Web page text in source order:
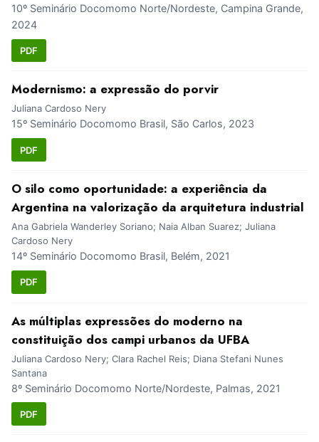
10º Seminário Docomomo Norte/Nordeste, Campina Grande,
2024
PDF
Modernismo: a expressão do porvir
Juliana Cardoso Nery
15º Seminário Docomomo Brasil, São Carlos, 2023
PDF
O silo como oportunidade: a experiência da
Argentina na valorização da arquitetura industrial
Ana Gabriela Wanderley Soriano; Naia Alban Suarez; Juliana
Cardoso Nery
14º Seminário Docomomo Brasil, Belém, 2021
PDF
As múltiplas expressões do moderno na
constituição dos campi urbanos da UFBA
Juliana Cardoso Nery; Clara Rachel Reis; Diana Stefani Nunes
Santana
8º Seminário Docomomo Norte/Nordeste, Palmas, 2021
PDF